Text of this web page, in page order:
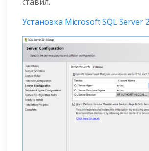
Установка Microsoft SQL Server